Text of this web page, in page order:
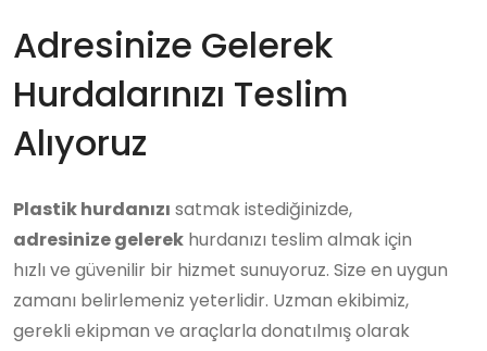
Adresinize Gelerek
Hurdalarınızı Teslim
Alıyoruz
Plastik hurdanızı satmak istediğinizde,
adresinize gelerek hurdanızı teslim almak için
hızlı ve güvenilir bir hizmet sunuyoruz. Size en uygun
zamanı belirlemeniz yeterlidir. Uzman ekibimiz,
gerekli ekipman ve araçlarla donatılmış olarak